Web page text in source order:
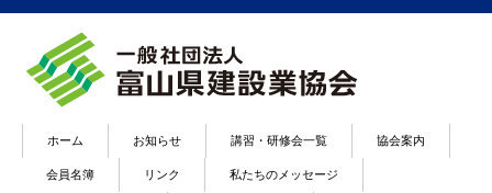
ホーム お知らせ 講習・研修会一覧 協会案内
会員名簿 リンク 私たちのメッセージ